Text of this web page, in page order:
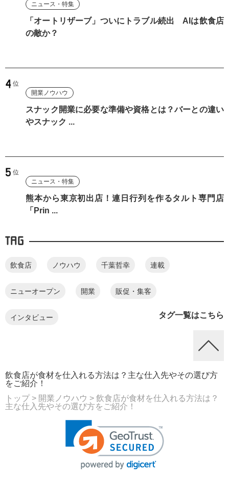
ニュース・特集
「オートリザーブ」ついにトラブル続出 AIは飲食店
の敵か？
開業ノウハウ
スナック開業に必要な準備や資格とは？バーとの違い
やスナック ...
ニュース・特集
熊本から東京初出店！連日行列を作るタルト専門店
「Prin ...
TAG
飲食店 ノウハウ 千葉哲幸 連載
ニューオープン 開業 販促・集客
インタビュー タグ一覧はこちら
飲食店が食材を仕入れる方法は？主な仕入先やその選び方
をご紹介！
トップ> 開業ノウハウ > 飲食店が食材を仕入れる方法は？
主な仕入先やその選び方をご紹介！